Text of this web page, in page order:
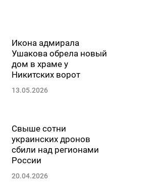
Икона адмирала
Ушакова обрела новый
дом в храме у
Никитских ворот
13.05.2026
Свыше сотни
украинских дронов
сбили над регионами
России
20.04.2026